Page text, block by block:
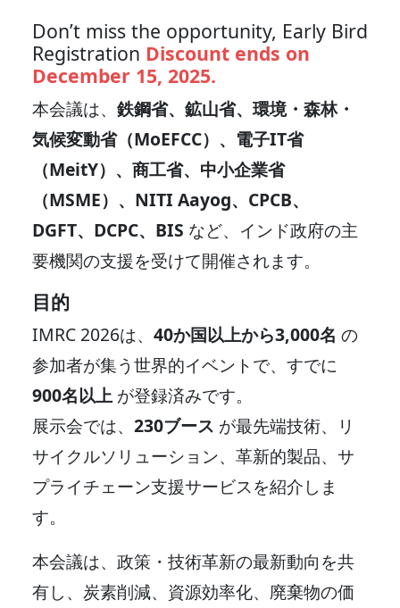
Don’t miss the opportunity, Early Bird
Registration Discount ends on
December 15, 2025.
本会議は、 鉄鋼省、鉱山省、環境・森林・
気候変動省（MoEFCC）、電子IT省
（MeitY）、商工省、中小企業省
（MSME）、NITI Aayog、CPCB、
DGFT、DCPC、BIS など、インド政府の主
要機関の支援を受けて開催されます。
目的
IMRC 2026は、 40か国以上から3,000名 の
参加者が集う世界的イベントで、すでに
900名以上 が登録済みです。
展示会では、 230ブース が最先端技術、リ
サイクルソリューション、革新的製品、サ
プライチェーン支援サービスを紹介しま
す。
本会議は、政策・技術革新の最新動向を共
有し、炭素削減、資源効率化、廃棄物の価